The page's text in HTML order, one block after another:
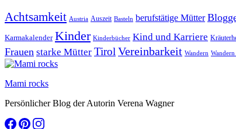
Achtsamkeit Austria Auszeit Basteln berufstätige Mütter
Karmakalender Kinder Kinderbücher Kind und Karriere
Frauen starke Mütter Tirol Vereinbarkeit Wandern
Mami rocks
Persönlicher Blog der Autorin Verena Wagner